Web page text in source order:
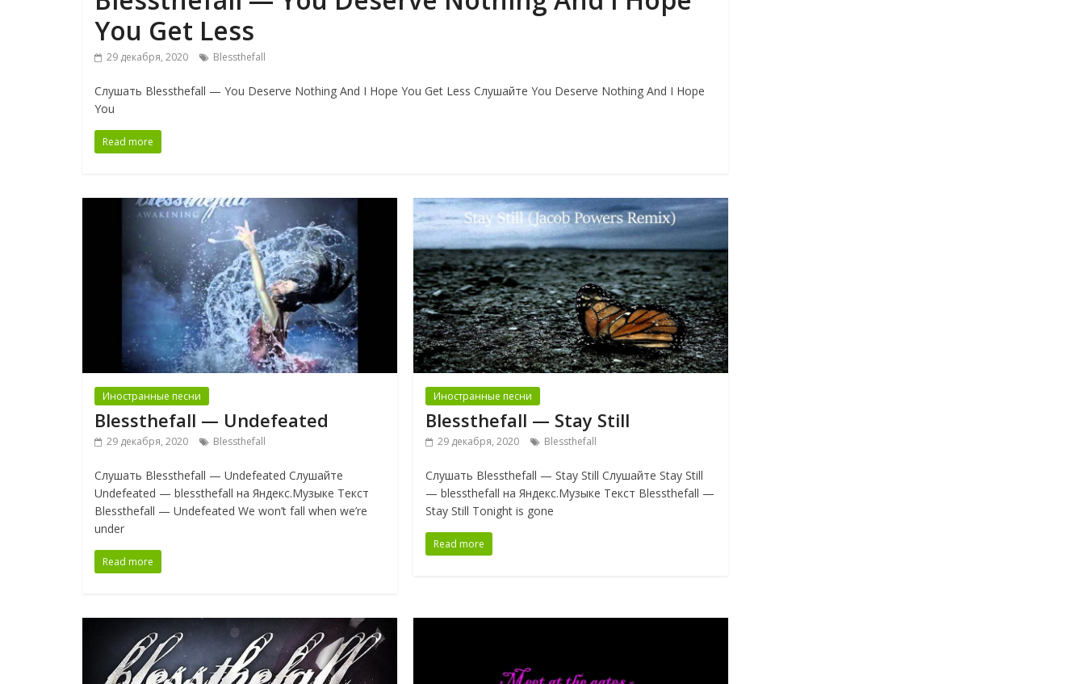
You Get Less
29 декабря, 2020 Blessthefall
Слушать Blessthefall — You Deserve Nothing And I Hope You Get Less Слушайте You Deserve Nothing And I Hope
You
Read more
Иностранные песни
Blessthefall — Undefeated
29 декабря, 2020 Blessthefall
Слушать Blessthefall — Undefeated Слушайте
Undefeated — blessthefall на Яндекс.Музыке Текст
Blessthefall — Undefeated We won’t fall when we’re
under
Read more
Иностранные песни
Blessthefall — Stay Still
29 декабря, 2020 Blessthefall
Слушать Blessthefall — Stay Still Слушайте Stay Still
— blessthefall на Яндекс.Музыке Текст Blessthefall —
Stay Still Tonight is gone
Read more